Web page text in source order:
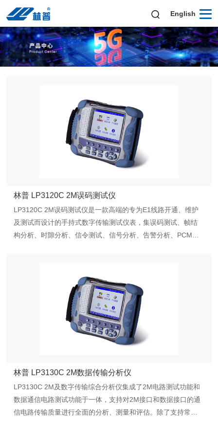
English
林普 LP3120C 2M误码测试仪
LP3120C 2M误码测试仪是一款高端的专为E1线路开通、维护
及测试而设计的手持式数字传输测试仪表，集误码测试、帧结
构分析、时隙分析、信令测试、信号分析、告警分析、PCM仿
能，而且通过软件配置选项支持多种测试功能，包括脉冲波形
分析，以太网测试，抖动测试，帧中继测试，所有的功能都在
相同的用户界面上实现，广泛应用于SDH、PDH、PCM、数据
协议转换器设备的研制、生产、安装、认证和维护测试，是电
信工程技术人员日常维护工作最有力和最可靠的工具。
林普 LP3130C 2M数据传输分析仪
LP3130C 2M及数字传输综合分析仪集成了2M电路测试功能和
数据通信电路测试功能于一体，支持对2M接口和数据接口的通
信电路传输质量进行全面的分析、测量和评估。除了支持常规